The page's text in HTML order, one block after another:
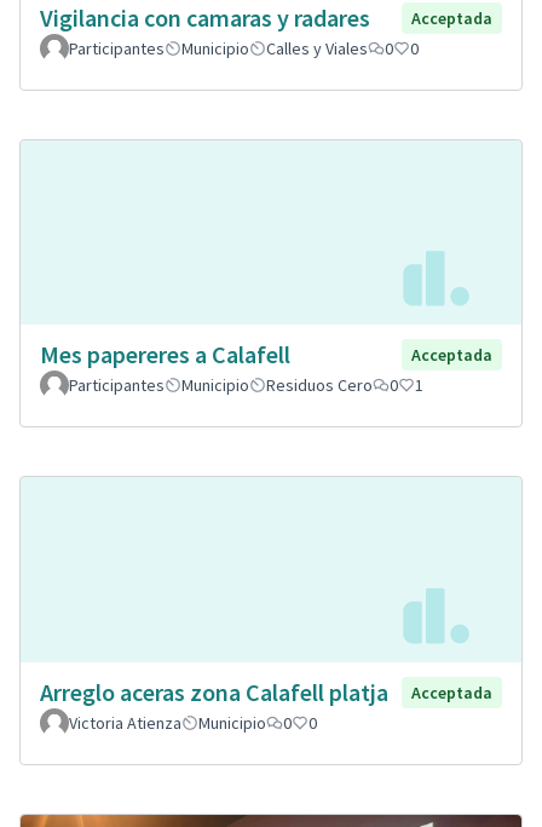
Vigilancia con camaras y radares
Acceptada
Participantes
Municipio Calles y Viales 0 0
Mes papereres a Calafell
Acceptada
Participantes
Municipio Residuos Cero 0 1
Arreglo aceras zona Calafell platja
Acceptada
Victoria Atienza
Municipio 0 0